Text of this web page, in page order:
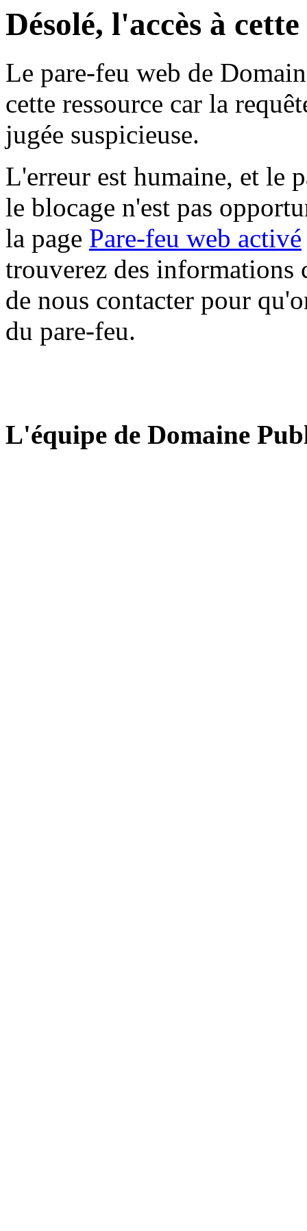
Désolé, l'accès à
Le pare-feu web de
cette ressource car la
jugée suspicieuse.
L'erreur est humaine, et le
le blocage n'est pas
la page Pare-feu web activé
trouverez des informations
de nous contacter pour
du pare-feu.
L'équipe de Domaine